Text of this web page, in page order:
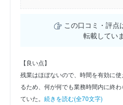
この口コミ・評点
転載してい
【良い点】
残業はほぼないので、時間を有効に
るため、何が何でも業務時間内に終
ていた。 続きを読む(全70文字)